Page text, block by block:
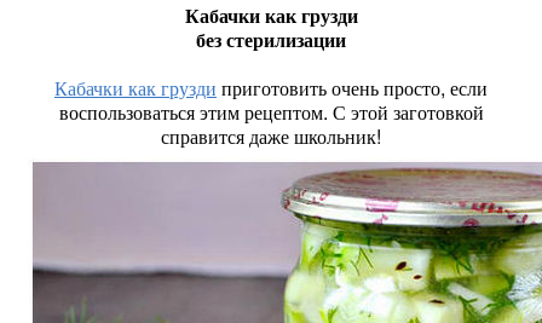
Кабачки как грузди
без стерилизации
Кабачки как грузди приготовить очень просто, если
воспользоваться этим рецептом. С этой заготовкой
справится даже школьник!